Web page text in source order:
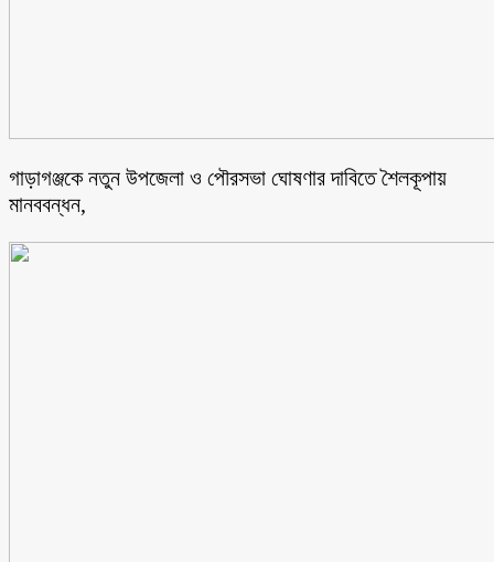
গাড়াগঞ্জকে নতুন উপজেলা ও পৌরসভা ঘোষণার দাবিতে শৈলকূপায়
মানববন্ধন,